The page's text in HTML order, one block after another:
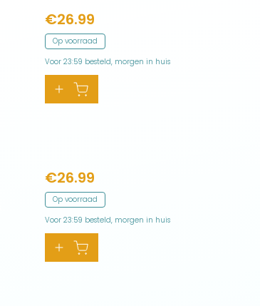
€26.99
Op voorraad
Voor 23:59 besteld, morgen in huis
€26.99
Op voorraad
Voor 23:59 besteld, morgen in huis